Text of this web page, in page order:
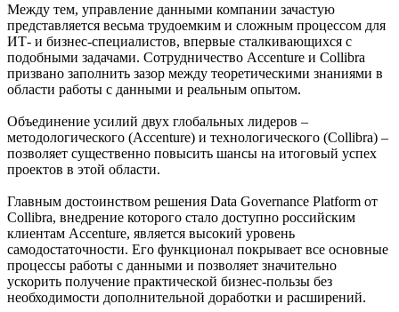
Между тем, управление данными компании зачастую
представляется весьма трудоемким и сложным процессом для
ИТ- и бизнес-специалистов, впервые сталкивающихся с
подобными задачами. Сотрудничество Accenture и Collibra
призвано заполнить зазор между теоретическими знаниями в
области работы с данными и реальным опытом.
Объединение усилий двух глобальных лидеров –
методологического (Accenture) и технологического (Collibra) –
позволяет существенно повысить шансы на итоговый успех
проектов в этой области.
Главным достоинством решения Data Governance Platform от
Collibra, внедрение которого стало доступно российским
клиентам Accenture, является высокий уровень
самодостаточности. Его функционал покрывает все основные
процессы работы с данными и позволяет значительно
ускорить получение практической бизнес-пользы без
необходимости дополнительной доработки и расширений.